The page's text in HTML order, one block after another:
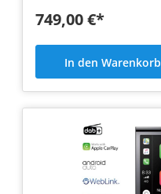
749,00 €*
In den Warenkorb